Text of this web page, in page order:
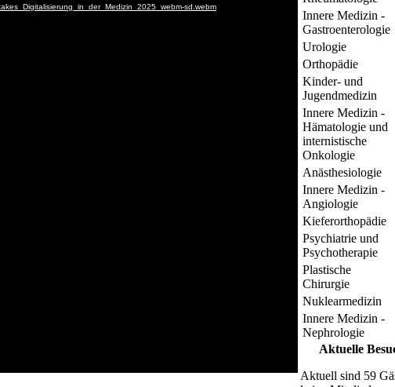
Innere Medizin -
Gastroenterologie
Urologie
Orthopädie
Kinder- und
Jugendmedizin
Innere Medizin -
Hämatologie und
internistische
Onkologie
Anästhesiologie
Innere Medizin -
Angiologie
Kieferorthopädie
Psychiatrie und
Psychotherapie
Plastische
Chirurgie
Nuklearmedizin
Innere Medizin -
Nephrologie
Aktuelle
Aktuell sind 59